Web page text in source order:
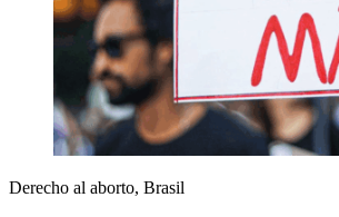
Derecho al aborto, Brasil